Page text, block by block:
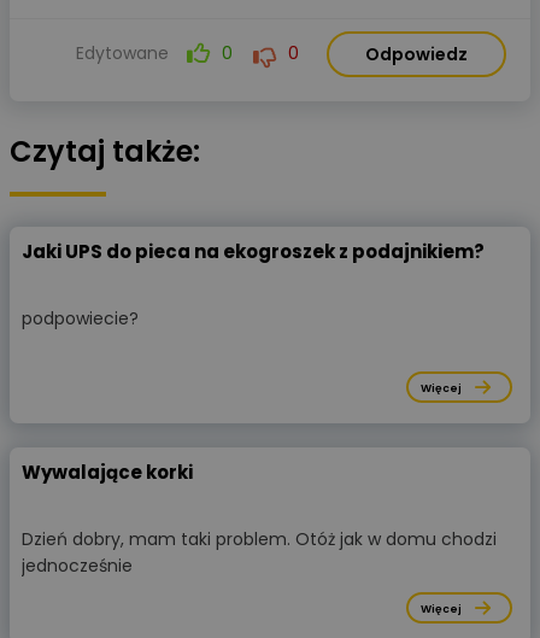
Edytowane 0 0 Odpowiedz
Czytaj także:
Jaki UPS do pieca na ekogroszek z podajnikiem?
podpowiecie?
Więcej
Wywalające korki
Dzień dobry, mam taki problem. Otóż jak w domu chodzi
jednocześnie
Więcej